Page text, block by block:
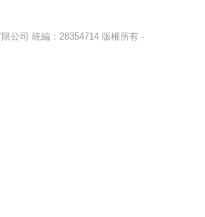
公司 統編：28354714 版權所有 -